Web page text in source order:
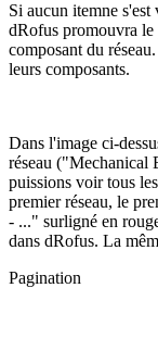
Si aucun itemne
dRofus promouvra le
composant du
leurs composants.
Dans l'image ci-
réseau ("Mechanical
puissions voir tous
premier réseau, le
- ..." surligné en
dans dRofus. La
Pagination